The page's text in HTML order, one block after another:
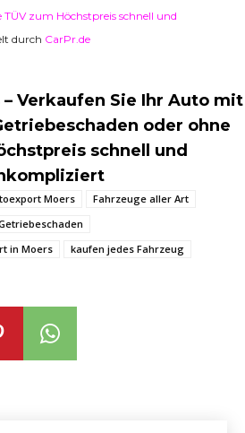
TÜV zum Höchstpreis schnell und
durch CarPr.de
Verkaufen Sie Ihr Auto mit
oder ohne
schnell und
Moers
Fahrzeuge aller Art
in Moers
kaufen jedes Fahrzeug